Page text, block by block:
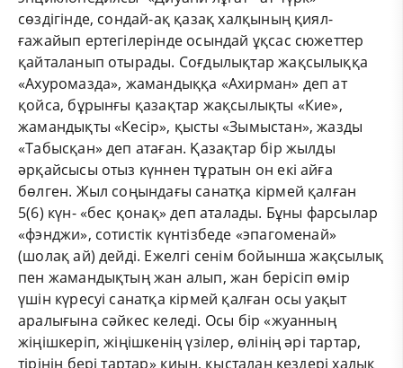
сөздігінде, сондай-ақ қазақ халқының қиял-
ғажайып ертегілерінде осындай ұқсас сюжеттер
қайталанып отырады. Соғдылықтар жақсылыққа
«Ахуромазда», жамандыққа «Ахирман» деп ат
қойса, бұрынғы қазақтар жақсылықты «Кие»,
жамандықты «Кесір», қысты «Зымыстан», жазды
«Табысқан» деп атаған. Қазақтар бір жылды
әрқайсысы отыз күннен тұратын он екі айға
бөлген. Жыл соңындағы санатқа кірмей қалған
5(6) күн- «бес қонақ» деп аталады. Бұны фарсылар
«фэнджи», сотистік күнтізбеде «эпагоменай»
(шолақ ай) дейді. Ежелгі сенім бойынша жақсылық
пен жамандықтың жан алып, жан берісіп өмір
үшін күресуі санатқа кірмей қалған осы уақыт
аралығына сәйкес келеді. Осы бір «жуанның
жіңішкеріп, жіңішкенің үзілер, өлінің әрі тартар,
тірінің бері тартар» қиын, қысталаң кездері халық